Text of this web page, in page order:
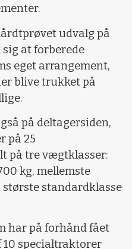
udvalg på
at forberede
eget arrangement,
blive trukket på
på deltagersiden,
på 25
på tre vægtklasser:
kg, mellemste
største standardklasse
har på forhånd fået
specialtraktorer